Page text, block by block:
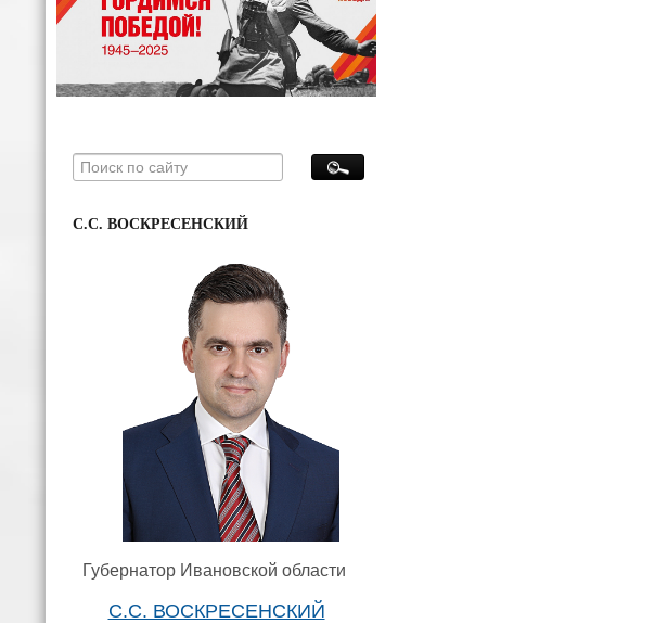
С.С. ВОСКРЕСЕНСКИЙ
Губернатор Ивановской области
С.С. ВОСКРЕСЕНСКИЙ